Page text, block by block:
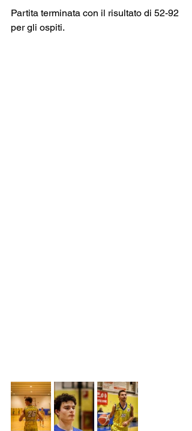
Partita terminata con il risultato di 52-92
per gli ospiti.